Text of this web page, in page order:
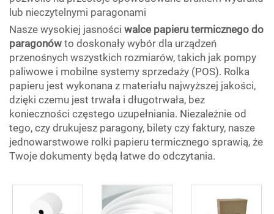
lub nieczytelnymi paragonami
Nasze wysokiej jasności walce papieru termicznego do
paragonów to doskonały wybór dla urządzeń
przenośnych wszystkich rozmiarów, takich jak pompy
paliwowe i mobilne systemy sprzedaży (POS). Rolka
papieru jest wykonana z materiału najwyższej jakości,
dzięki czemu jest trwała i długotrwała, bez
konieczności częstego uzupełniania. Niezależnie od
tego, czy drukujesz paragony, bilety czy faktury, nasze
jednowarstwowe rolki papieru termicznego sprawią, że
Twoje dokumenty będą łatwe do odczytania.